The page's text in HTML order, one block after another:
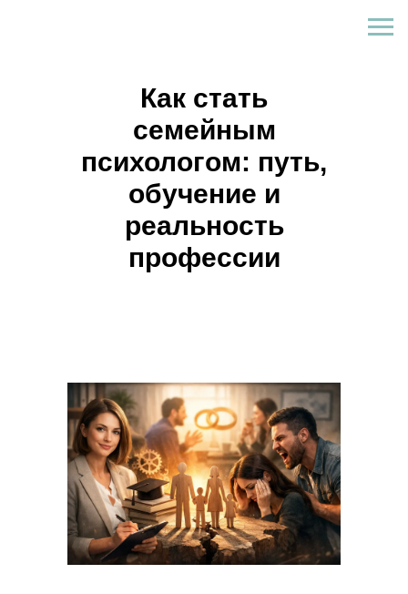
Как стать
семейным
психологом: путь,
обучение и
реальность
профессии